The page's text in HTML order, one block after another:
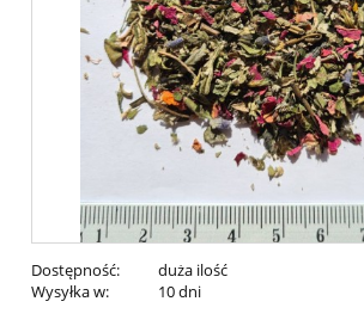
Dostępność:
duża ilość
Wysyłka w:
10 dni